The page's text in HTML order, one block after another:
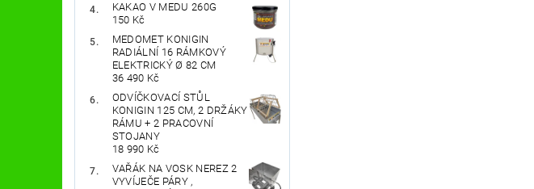
KAKAO V MEDU 260G
150 Kč
MEDOMET KONIGIN
RADIÁLNÍ 16 RÁMKOVÝ
ELEKTRICKÝ Ø 82 CM
36 490 Kč
ODVÍČKOVACÍ STŮL
KONIGIN 125 CM, 2 DRŽÁKY
RÁMU + 2 PRACOVNÍ
STOJANY
18 990 Kč
VAŘÁK NA VOSK NEREZ 2
VYVÍJEČE PÁRY ,